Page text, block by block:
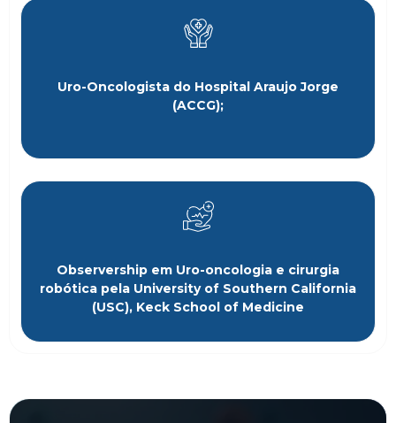
Uro-Oncologista do Hospital Araujo Jorge
(ACCG);
Observership em Uro-oncologia e cirurgia
robótica pela University of Southern California
(USC), Keck School of Medicine